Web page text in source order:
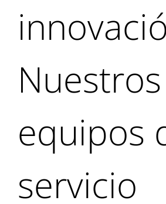
Nuestros
equipos
servicio